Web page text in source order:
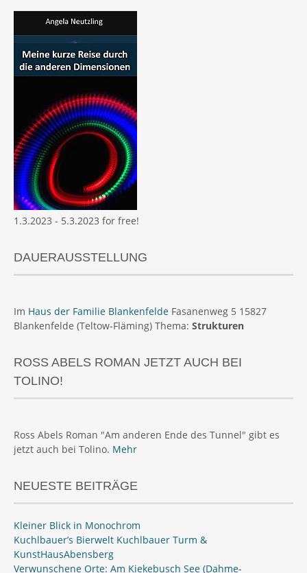
1.3.2023 - 5.3.2023 for free!
DAUERAUSSTELLUNG
Im Haus der Familie Blankenfelde Fasanenweg 5 15827
Blankenfelde (Teltow-Fläming) Thema: Strukturen
ROSS ABELS ROMAN JETZT AUCH BEI
TOLINO!
Ross Abels Roman "Am anderen Ende des Tunnel" gibt es
jetzt auch bei Tolino. Mehr
NEUESTE BEITRÄGE
Kleiner Blick in Monochrom
Kuchlbauer’s Bierwelt Kuchlbauer Turm &
KunstHausAbensberg
Verwunschene Orte: Am Kiekebusch See (Dahme-